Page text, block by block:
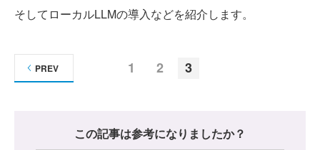
そしてローカルLLMの導入などを紹介します。
1 2 3
PREV
この記事は参考になりましたか？